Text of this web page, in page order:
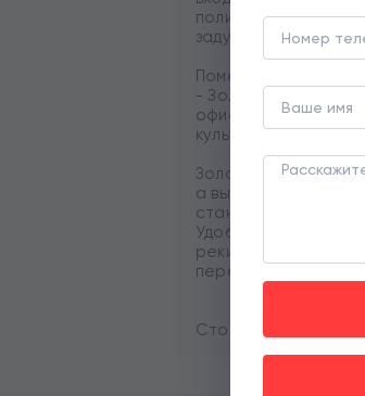
полисадник.
задуманное
Помещение
- Золотой Мили.
офисные здания,
культурные
Золотая Миля – это
а высокий уровень
станции метро
Удобные выезды на
реки и ТТК.
перед помещением.
Стоимость 300 млн